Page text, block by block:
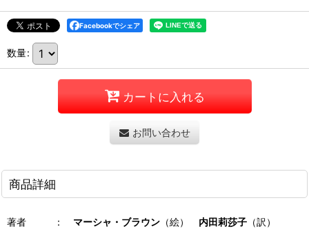
Facebookでシェア
数量:
カートに入れる
お問い合わせ
商品詳細
著者 ： マーシャ・ブラウン （絵） 内田莉莎子 （訳）